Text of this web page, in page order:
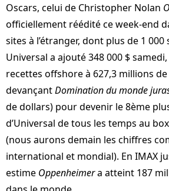
Oscars, celui de Christopher Nolan
officiellement réédité ce week-end
sites à l’étranger, dont plus de 1 000
Universal a ajouté 348 000 $
recettes offshore à 627,3 millions
devançantDomination du monde
de dollars) pour devenir le 8ème
d’Universal de tous les temps au
(nous aurons demain les chiffres
international et mondial). En IMAX
estime Oppenheimera atteint 187